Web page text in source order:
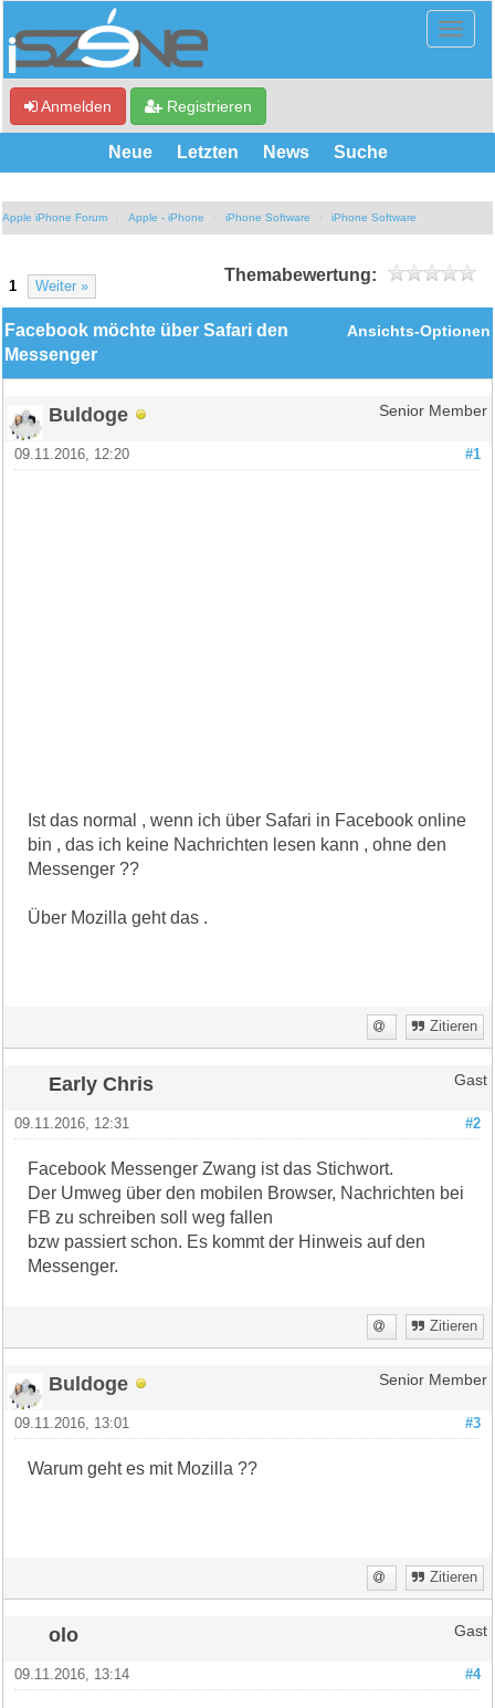
Anmelden Registrieren
Neue Letzten News Suche
Apple iPhone Forum Apple - iPhone iPhone Software iPhone Software
1 Weiter »
Themabewertung:
Ansichts-Optionen
Facebook möchte über Safari den
Messenger
Buldoge Senior Member
#1
09.11.2016, 12:20
Ist das normal , wenn ich über Safari in Facebook online
bin , das ich keine Nachrichten lesen kann , ohne den
Messenger ??
Über Mozilla geht das .
Zitieren
Early Chris Gast
#2
09.11.2016, 12:31
Facebook Messenger Zwang ist das Stichwort.
Der Umweg über den mobilen Browser, Nachrichten bei
FB zu schreiben soll weg fallen
bzw passiert schon. Es kommt der Hinweis auf den
Messenger.
Zitieren
Buldoge Senior Member
#3
09.11.2016, 13:01
Warum geht es mit Mozilla ??
Zitieren
olo Gast
#4
09.11.2016, 13:14